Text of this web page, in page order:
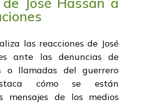
las reacciones de José
ante las denuncias de
o llamadas del guerrero
cómo se están
mensajes de los medios